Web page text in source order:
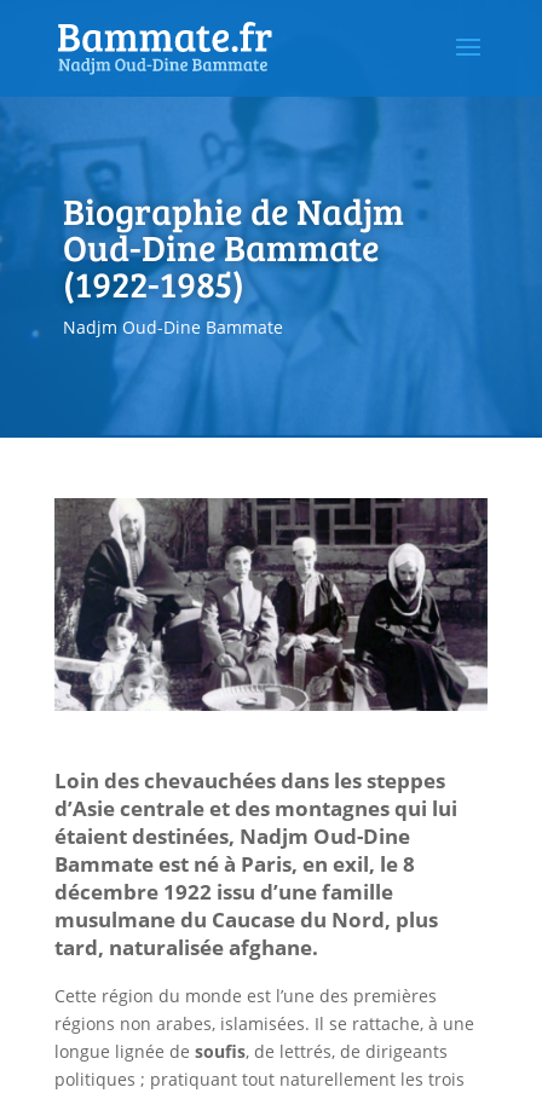
Biographie de Nadjm
Oud-Dine Bammate
(1922-1985)
Nadjm Oud-Dine Bammate
Loin des chevauchées dans les steppes
d’Asie centrale et des montagnes qui lui
étaient destinées, Nadjm Oud-Dine
Bammate est né à Paris, en exil, le 8
décembre 1922 issu d’une famille
musulmane du Caucase du Nord, plus
tard, naturalisée afghane.
Cette région du monde est l’une des premières
régions non arabes, islamisées. Il se rattache, à une
longue lignée de soufis, de lettrés, de dirigeants
politiques ; pratiquant tout naturellement les trois